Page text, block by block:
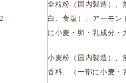
全粒粉（国内製造）、
白、食塩）、アーモン
に小麦・卵・乳成分・
小麦粉（国内製造）、
香料、（一部に小麦・